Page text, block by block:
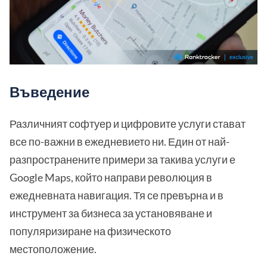
Въведение
Различният софтуер и цифровите услуги стават
все по-важни в ежедневието ни. Един от най-
разпространените примери за такива услуги е
Google Maps, който направи революция в
ежедневната навигация. Тя се превърна и в
инструмент за бизнеса за установяване и
популяризиране на физическото
местоположение.